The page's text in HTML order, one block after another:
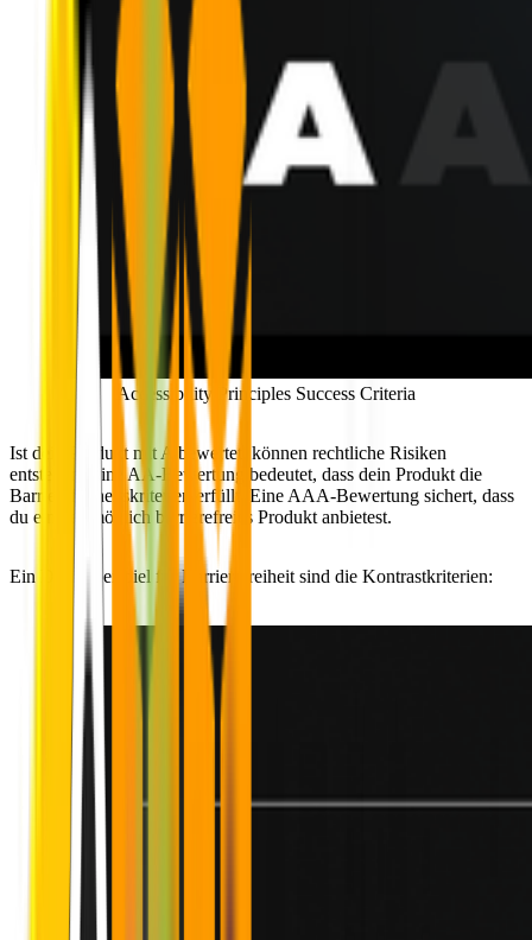
Accessibility Principles Success Criteria
Ist dein Produkt mit A bewertet, können rechtliche Risiken
entstehen. Eine AA-Bewertung bedeutet, dass dein Produkt die
Barrierefreiheitskriterien erfüllt. Eine AAA-Bewertung sichert, dass
du ein bestmöglich barrierefreies Produkt anbietest.
Ein Designbeispiel für Barrierefreiheit sind die Kontrastkriterien: